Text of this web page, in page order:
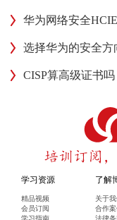
华为网络安全
选择华为的安全方
CISP算高级证书
学习资源
精品视频
会员订阅
学习指南
了解
关于
合作案
法律条